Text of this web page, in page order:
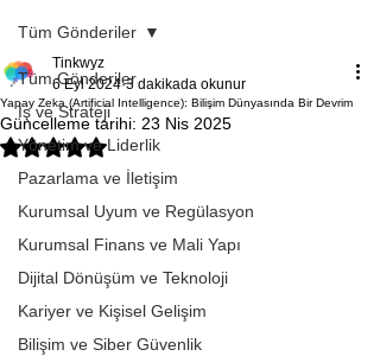
Tüm Gönderiler
İş ve Strateji
Yönetim ve Liderlik
Pazarlama ve İletişim
Kurumsal Uyum ve Regülasyon
Kurumsal Finans ve Mali Yapı
Dijital Dönüşüm ve Teknoloji
Kariyer ve Kişisel Gelişim
Bilişim ve Siber Güvenlik
Tüm Gönderiler
Yapay Zeka (Artificial Intelligence): Bilişim Dünyasında Bir Devrim
Tinkwyz
6 Eyl 2024 3 dakikada okunur
Güncelleme tarihi: 23 Nis 2025
5 üzerinden NaN yıldız